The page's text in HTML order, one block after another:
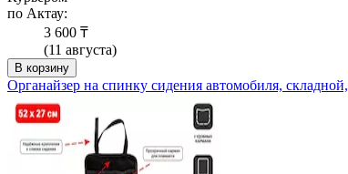
по Актау:
3 600 ₸
(11 августа)
В корзину
Органайзер на спинку сидения автомобиля,